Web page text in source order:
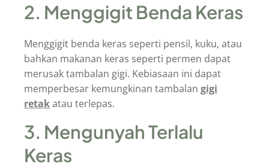
2. Menggigit Benda Keras
Menggigit benda keras seperti pensil, kuku, atau
bahkan makanan keras seperti permen dapat
merusak tambalan gigi. Kebiasaan ini dapat
memperbesar kemungkinan tambalan gigi
retakatau terlepas.
3. Mengunyah Terlalu
Keras